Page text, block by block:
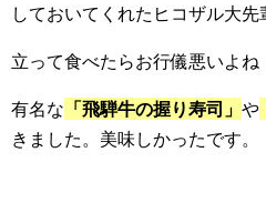
しておいてくれたヒコザル大先
立って食べたらお行儀悪いよね
有名な 「飛騨牛の握り寿司」 や
きました。美味しかったです。